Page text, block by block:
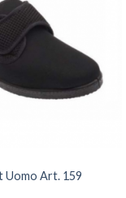
Uomo Art. 159